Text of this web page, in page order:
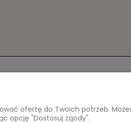
Polityka prywatności
ofertę do Twoich potrzeb.
opcję "Dostosuj zgody".